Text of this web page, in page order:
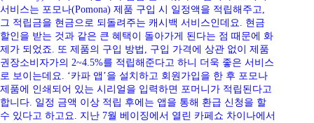
서비스는 포모나(Pomona) 제품 구입 시 일정액을 적립해주고,
그 적립금을 현금으로 되돌려주는 캐시백 서비스인데요. 현금
할인을 받는 것과 같은 큰 혜택이 돌아가게 된다는 점 때문에 화
제가 되었죠. 또 제품의 구입 방법, 구입 가격에 상관 없이 제품
권장소비자가의 2~4.5%를 적립해준다고 하니 더욱 좋은 서비스
로 보이는데요. ‘카파 앱’을 설치하고 회원가입을 한 후 포모나
제품에 인쇄되어 있는 시리얼을 입력하면 포머니가 적립된다고
합니다. 일정 금액 이상 적립 후에는 앱을 통해 환급 신청을 할
수 있다고 하고요. 지난 7월 베이징에서 열린 카페쇼 차이나에서